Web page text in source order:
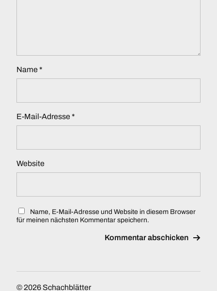
Name*
E-Mail-Adresse*
Website
Name, E-Mail-Adresse und Website in diesem Browser
für meinen nächsten Kommentar speichern.
© 2026 Schachblätter